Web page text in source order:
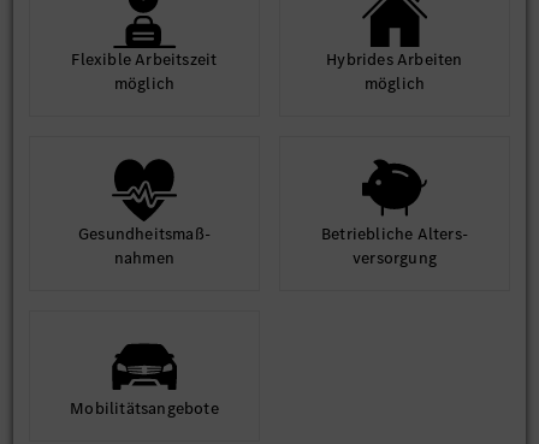
Flexible Arbeits­zeit
möglich
Hybrides Arbeiten
möglich
Gesund­heits­maß­
nahmen
Betrieb­liche Alters­
ver­sorgung
Mobilitäts­angebote